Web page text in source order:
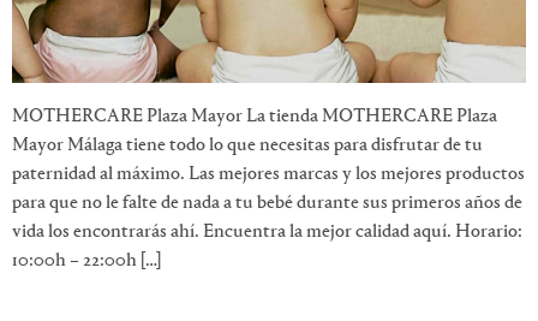
MOTHERCARE Plaza Mayor La tienda MOTHERCARE Plaza
Mayor Málaga tiene todo lo que necesitas para disfrutar de tu
paternidad al máximo. Las mejores marcas y los mejores productos
para que no le falte de nada a tu bebé durante sus primeros años de
vida los encontrarás ahí. Encuentra la mejor calidad aquí. Horario:
10:00h – 22:00h […]